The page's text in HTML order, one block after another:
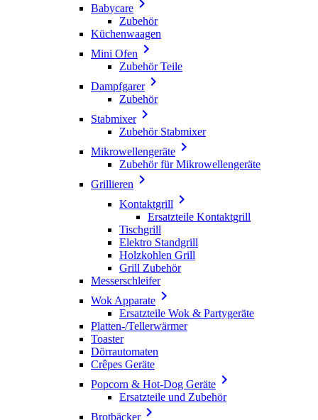
Babycare 
Zubehör
Küchenwaagen
Mini Ofen 
Zubehör Teile
Dampfgarer
Zubehör
Stabmixer
Zubehör Stabmixer
Mikrowellengeräte 
Zubehör für Mikrowellengeräte
Grillieren 
Kontaktgrill 
Ersatzteile Kontaktgrill
Tischgrill
Elektro Standgrill
Holzkohlen Grill
Grill Zubehör
Messerschleifer
Wok Apparate 
Ersatzteile Wok & Partygeräte
Platten-/Tellerwärmer
Toaster
Dörrautomaten
Crêpes Geräte
Popcorn & Hot-Dog Geräte 
Ersatzteile und Zubehör
Brotbäcker